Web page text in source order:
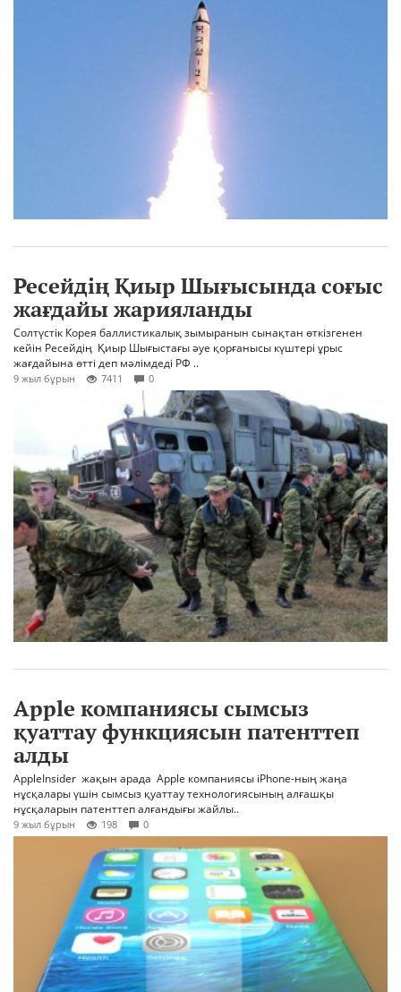
Ресейдің Қиыр Шығысында соғыс
жағдайы жарияланды
Солтүстік Корея баллистикалық зымыранын сынақтан өткізгенен
кейін Ресейдің Қиыр Шығыстағы әуе қорғанысы күштері ұрыс
жағдайына өтті деп мәлімдеді РФ ..
9 жыл бұрын 7411 0
Apple компаниясы сымсыз
қуаттау функциясын патенттеп
алды
AppleInsider жақын арада Apple компаниясы iPhone-ның жаңа
нұсқалары үшін сымсыз қуаттау технологиясының алғашқы
нұсқаларын патенттеп алғандығы жайлы..
9 жыл бұрын 198 0